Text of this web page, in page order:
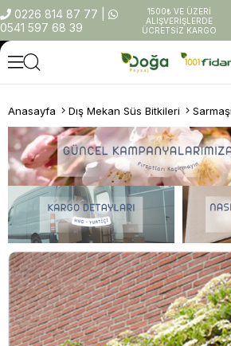
0226 814 87 77
0541 597 68 39
1500₺ VE ÜZERİ
ALIŞVERİŞLERDE
ÜCRETSİZ KARGO
Anasayfa Dış Mekan Süs Bitkileri